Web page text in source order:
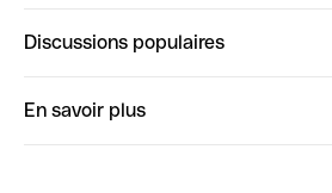
ClubQonto
Discussions populaires
En savoir plus